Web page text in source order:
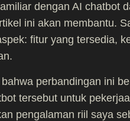
dengan AI chatbot
ini akan membantu.
fitur yang tersedia,
perbandingan ini
tersebut untuk
pengalaman riil saya